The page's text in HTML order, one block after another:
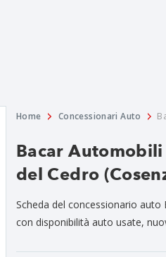
Home Concessionari Auto
Bacar
del Cedro
Scheda del concessionario
con disponibilità auto usate,